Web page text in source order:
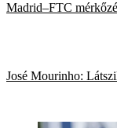
Madrid–FTC
José Mourinho: